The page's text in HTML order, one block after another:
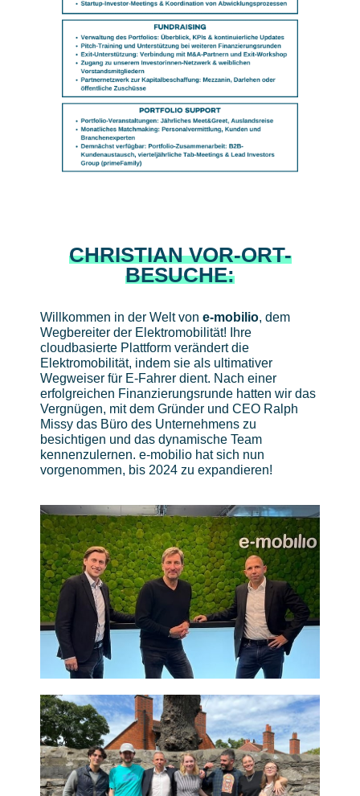
CHRISTIAN VOR-ORT-
BESUCHE:
Willkommen in der Welt von e-mobilio, dem
Wegbereiter der Elektromobilität! Ihre
cloudbasierte Plattform verändert die
Elektromobilität, indem sie als ultimativer
Wegweiser für E-Fahrer dient. Nach einer
erfolgreichen Finanzierungsrunde hatten wir das
Vergnügen, mit dem Gründer und CEO Ralph
Missy das Büro des Unternehmens zu
besichtigen und das dynamische Team
kennenzulernen. e-mobilio hat sich nun
vorgenommen, bis 2024 zu expandieren!